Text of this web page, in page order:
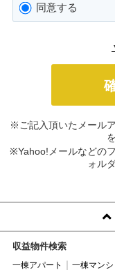
同意する
※ご記入頂いたメール
※Yahoo!メールなどの
ォル
収益物件検索
一棟アパート 一棟マンシ